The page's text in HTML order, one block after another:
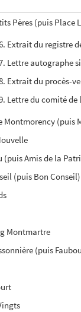
Gardes
Pères (puis Place
Extrait du registre
Lettre autographe
Extrait du procès-
Lettre du comité
Montmorency (puis
(puis Amis de la
(puis Bon Conseil)
Montmartre
(puis